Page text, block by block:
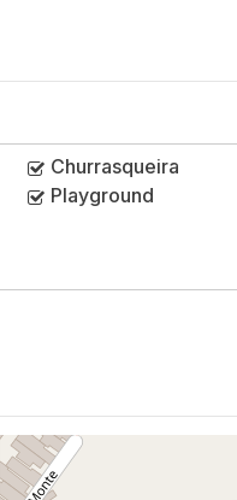
Churrasqueira
Playground